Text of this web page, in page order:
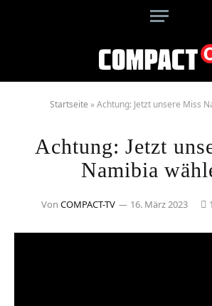
Startseite »Achtung: Jetzt unsere Miss
Achtung: Jetzt
Namibia
Von COMPACT-TV 16. März 2023